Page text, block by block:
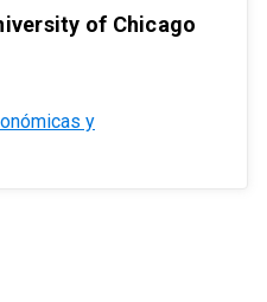
of Chicago
y